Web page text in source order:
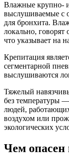
Влажные крупно-
выслушиваемые с
для бронхита.
локально,
что указывает на
Крепитация
сегментарной
выслушиваются
Тяжелый
без температуры
людей,
воздухом или
экологических
Чем опасен